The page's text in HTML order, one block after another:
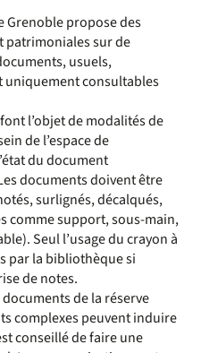
Grenoble propose des
patrimoniales sur de
usuels,
consultables
l’objet de modalités de
de l’espace de
du document
documents doivent être
surlignés, décalqués,
comme support, sous-main,
Seul l’usage du crayon à
par la bibliothèque si
de notes.
de la réserve
complexes peuvent induire
conseillé de faire une